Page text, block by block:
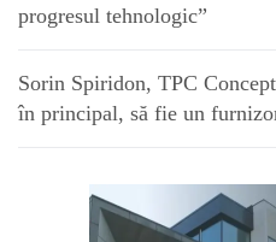
progresul tehnologic”
Sorin Spiridon, TPC
în principal, să fie un